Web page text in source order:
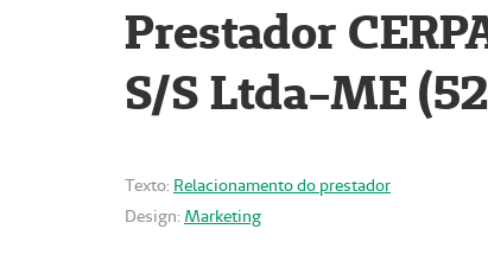
Prestador
S/S Ltda-ME
Texto: Relacionamento do prestador
Design: Marketing